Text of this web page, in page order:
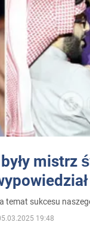
mistrz
temat sukcesu
19:48